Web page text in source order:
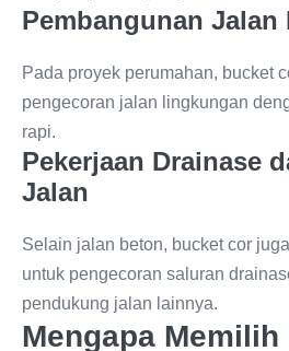
Pembangunan Jalan
Pada proyek perumahan, bucket
pengecoran jalan lingkungan
rapi.
Pekerjaan Drainase
Jalan
Selain jalan beton, bucket cor
untuk pengecoran saluran
pendukung jalan lainnya.
Mengapa Memilih